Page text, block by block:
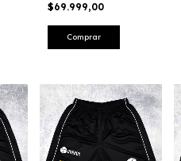
$69.999,00
Comprar